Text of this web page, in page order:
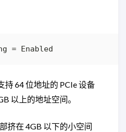
64 位地址的 PCIe 设备
以上的地址空间。
挤在 4GB 以下的小空间